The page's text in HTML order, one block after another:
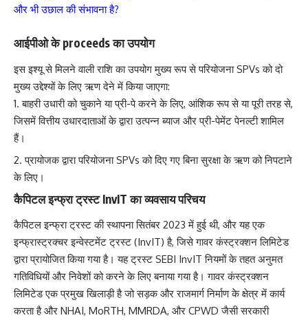
और भी उछाल की संभावना है?
आईपीओ के proceeds का उपयोग
इस इश्यू से मिलने वाली राशि का उपयोग मुख्य रूप से परियोजना SPVs को दो
मुख्य उद्देश्यों के लिए ऋण देने में किया जाएगा:
बाहरी उधारी को चुकाने या प्री-पे करने के लिए, आंशिक रूप से या पूरी तरह से,
जिसमें वित्तीय उधारदाताओं के द्वारा उत्पन्न ब्याज और प्री-पेमेंट पेनल्टी शामिल
हैं।
प्रायोजक द्वारा परियोजना SPVs को दिए गए बिना सुरक्षा के ऋण को निपटाने
के लिए।
कैपिटल इन्फ्रा ट्रस्ट InvIT का व्यवसाय परिचय
कैपिटल इन्फ्रा ट्रस्ट की स्थापना सितंबर 2023 में हुई थी, और यह एक
इन्फ्रास्ट्रक्चर इन्वेस्टमेंट ट्रस्ट (InvIT) है, जिसे गावर कंस्ट्रक्शन लिमिटेड
द्वारा प्रायोजित किया गया है। यह ट्रस्ट SEBI InvIT नियमों के तहत अनुमत
गतिविधियों और निवेशों को करने के लिए बनाया गया है। गावर कंस्ट्रक्शन
लिमिटेड एक प्रमुख खिलाड़ी है जो सड़क और राजमार्ग निर्माण के क्षेत्र में कार्य
करता है और NHAI, MoRTH, MMRDA, और CPWD जैसी सरकारी